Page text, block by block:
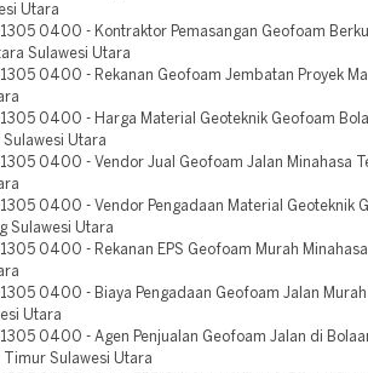
Utara
1305 0400 - Kontraktor Pemasangan Geofoam
Sulawesi Utara
1305 0400 - Rekanan Geofoam Jembatan Proyek
1305 0400 - Harga Material Geoteknik Geofoam
Sulawesi Utara
1305 0400 - Vendor Jual Geofoam Jalan Minahasa
1305 0400 - Vendor Pengadaan Material Geoteknik
Sulawesi Utara
1305 0400 - Rekanan EPS Geofoam Murah
1305 0400 - Biaya Pengadaan Geofoam Jalan
Utara
1305 0400 - Agen Penjualan Geofoam Jalan di
Timur Sulawesi Utara